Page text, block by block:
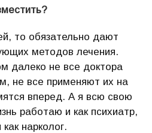
то обязательно дают
методов лечения.
далеко не все доктора
не все применяют их на
вперед. А я всю свою
работаю и как психиатр,
нарколог.